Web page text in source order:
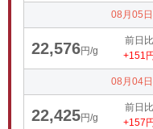
08月05
22,576円/g
前日比
+151円
08月04
22,425円/g
前日比
+157円